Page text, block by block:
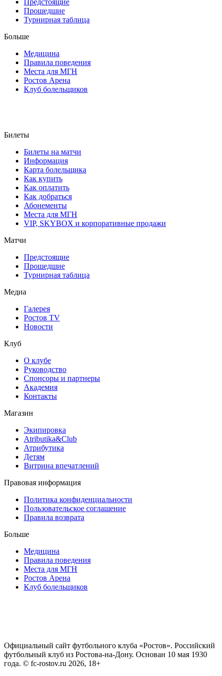
Прошедшие
Турнирная таблица
Больше
Медицина
Правила поведения
Места для МГН
Ростов Арена
Клуб болельщиков
Билеты
Билеты на матчи
Информация
Карта болельщика
Как купить
Как оплатить
Как добраться
Абонементы
Места для МГН
VIP, SKYBOX и корпоративные продажи
Матчи
Предстоящие
Прошедшие
Турнирная таблица
Медиа
Галерея
Ростов TV
Новости
Клуб
О клубе
Руководство
Спонсоры и партнеры
Академия
Контакты
Магазин
Экипировка
Atributika&Club
Атрибутика
Детям
Витрина впечатлений
Правовая информация
Политика конфиденциальности
Пользовательское соглашение
Правила возврата
Больше
Медицина
Правила поведения
Места для МГН
Ростов Арена
Клуб болельщиков
Официальный сайт футбольного клуба «Ростов». Российский
футбольный клуб из Ростова-на-Дону. Основан 10 мая 1930
года. © fc-rostov.ru 2026, 18+